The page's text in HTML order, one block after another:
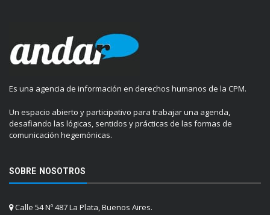
Es una agencia de información en derechos humanos de la CPM.
Un espacio abierto y participativo para trabajar una agenda,
desafiando las lógicas, sentidos y prácticas de las formas de
comunicación hegemónicas.
SOBRE NOSOTROS
Calle 54 Nº 487 La Plata, Buenos Aires.